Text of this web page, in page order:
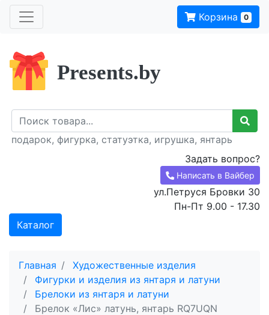
Корзина 0
Presents.by
подарок, фигурка, статуэтка, игрушка, янтарь
Задать вопрос?
Написать в Вайбер
ул.Петруся Бровки 30
Пн-Пт 9.00 - 17.30
Каталог
Главная
Художественные изделия
Фигурки и изделия из янтаря и латуни
Брелоки из янтаря и латуни
Брелок «Лис» латунь, янтарь RQ7UQN